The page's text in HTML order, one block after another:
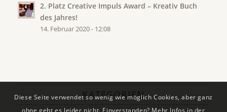
2. Platz Creative Impuls Award – Kreativ Buch
des Jahres!
14. Februar 2020 - 12:08
KATEGORIEN
Diese Seite verwendet so wenig wie möglich Cookies, aber ganz
ohne geht es leider nicht. Einverstanden? Mehr Infos in der